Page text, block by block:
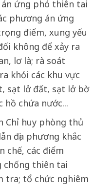
ứng phó thiên tai
phương án ứng
điểm, xung yếu
không để xảy ra
lơ là; rà soát
khỏi các khu vực
sạt lở đất, sạt lở bờ
hồ chứa nước...
Chỉ huy phòng thủ
địa phương khắc
chế, các điểm
chống thiên tai
tra; tổ chức nghiêm